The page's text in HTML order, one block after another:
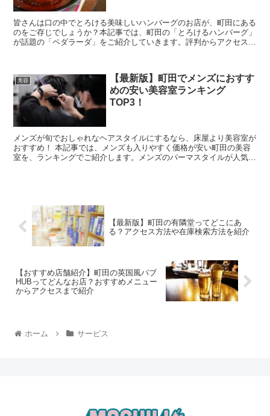
皆さんは口の中でとろける美味しいハンバーグのお店が、町田にある
のをご存じでしょうか？本記事では、町田の「とろけるハンバーグ」
が話題の「ペダラーダ」をご紹介していきます。評判からアクセス方
美容
【最新版】町田でメンズにおすす
めの安い美容室ランキング
TOP3！
メンズが旬でおしゃれなヘアスタイルにするなら、床屋より美容室が
おすすめ！ 本記事では、メンズも入りやすく価格が安い町田の美容
室を、ランキングでご紹介します。メンズのパーマスタイルが人気の
【最新版】町田の有隣堂ってどこにあ
る？アクセス方法や在庫検索方法を紹介
【おすすめ店舗紹介】町田の英国風パブ
HUBってどんなお店？おすすめメニュー
からアクセスまで紹介
ホーム サービス